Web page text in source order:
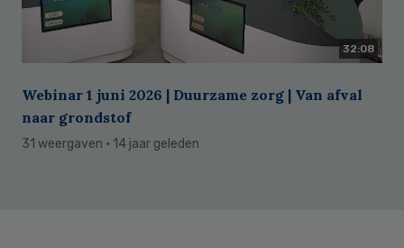
32:08
Webinar 1 juni 2026 | Duurzame zorg | Van afval
naar grondstof
31 weergaven · 14 jaar geleden